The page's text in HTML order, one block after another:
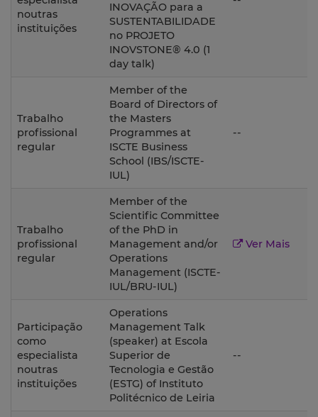
noutras
instituições
INOVAÇÃO para a
SUSTENTABILIDADE
no PROJETO
INOVSTONE® 4.0 (1
day talk)
Trabalho
profissional
regular
Member of the
Board of Directors of
the Masters
Programmes at
ISCTE Business
School (IBS/ISCTE-
IUL)
--
Trabalho
profissional
regular
Member of the
Scientific Committee
of the PhD in
Management and/or
Operations
Management (ISCTE-
IUL/BRU-IUL)
Ver Mais
Participação
como
especialista
noutras
instituições
Operations
Management Talk
(speaker) at Escola
Superior de
Tecnologia e Gestão
(ESTG) of Instituto
Politécnico de Leiria
--